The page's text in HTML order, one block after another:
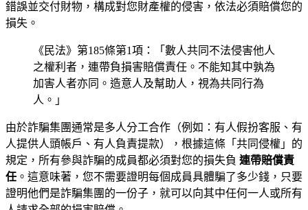
錯誤並交付財物，構成對您財產權的侵害，依法必須賠償您的
損失。
《民法》第185條第1項：「數人共同不法侵害他人
之權利者，連帶負損害賠償責任。不能知其中孰為
加害人者亦同。造意人及幫助人，視為共同行為
人。」
由於詐騙集團通常是多人分工合作（例如：有人假扮客服、有
人提供人頭帳戶、有人負責提款），根據這條「共同侵權」的
規定，所有參與詐騙的成員都必須對您的損失負 連帶賠償責
任 。這意味著，您不需要證明每個成員具體騙了多少錢，只要
證明他們是詐騙集團的一份子，就可以向其中任何一人或所有